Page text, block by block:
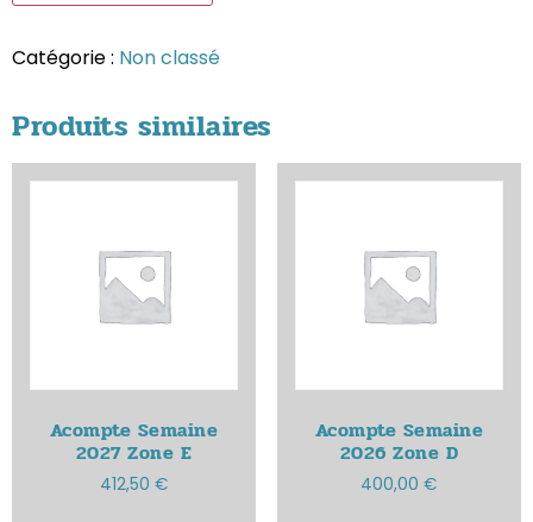
Catégorie : Non classé
Produits similaires
Acompte Semaine
2027Zone E
412,50€
Acompte Semaine
2026Zone D
400,00€